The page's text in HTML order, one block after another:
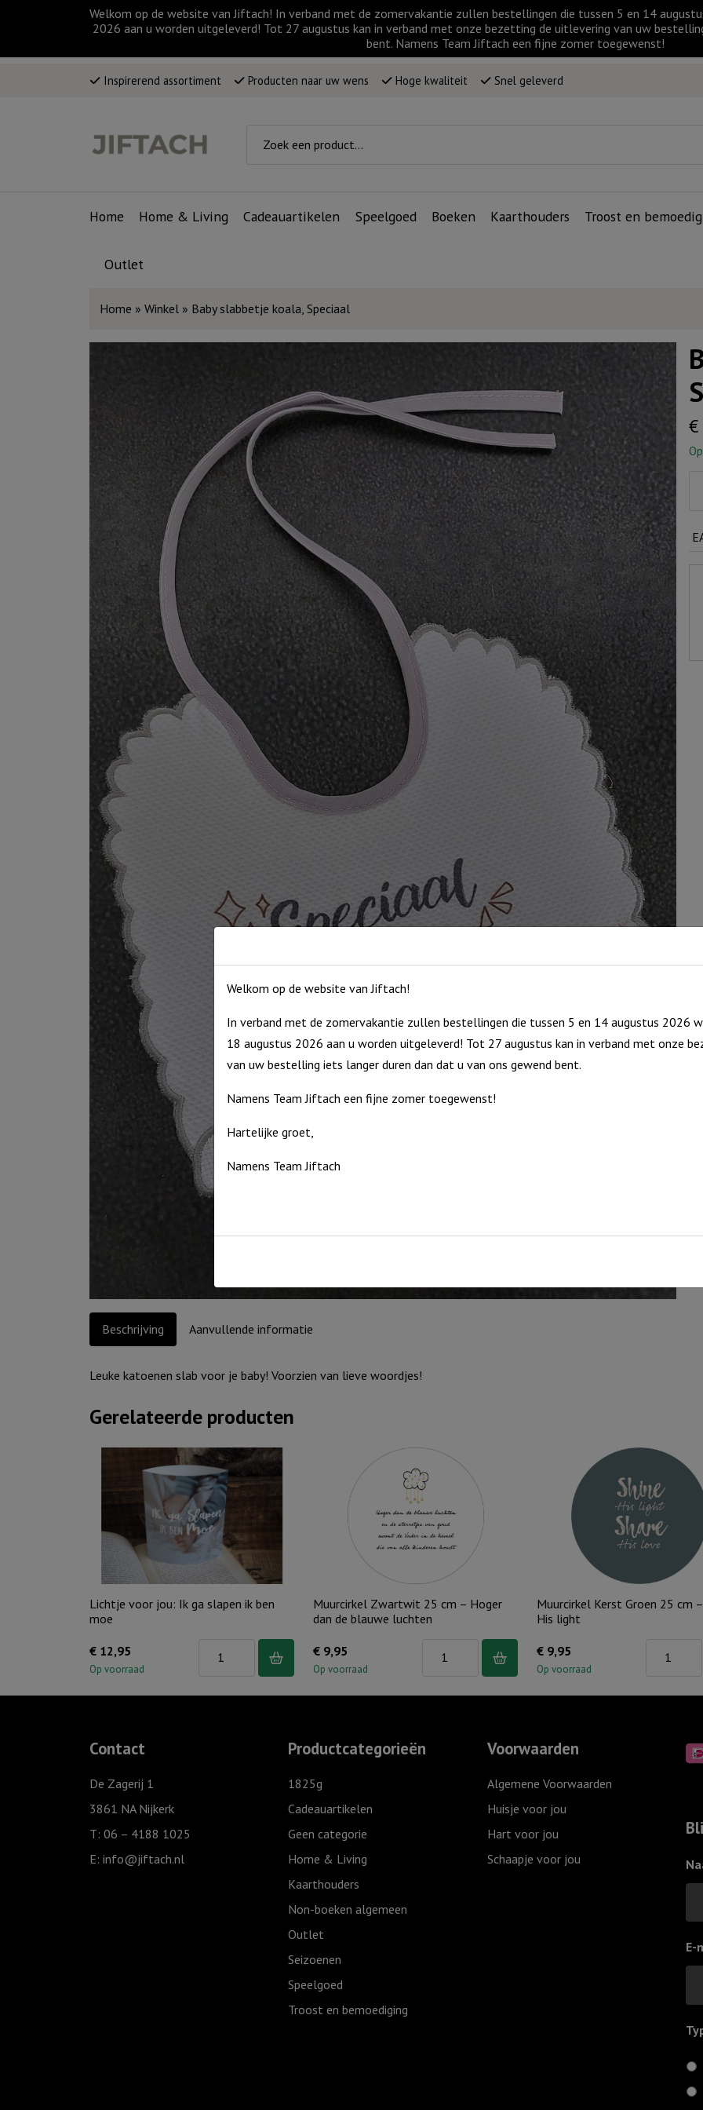
Welkom op de website van Jiftach! In verband met de zomervakantie zullen bestellingen die tussen 5 en 14
2026 aan u worden uitgeleverd! Tot 27 augustus kan in verband met onze bezetting de uitlevering van uw
bent. Namens Team Jiftach een fijne zomer toegewenst!
Inspirerend assortiment Producten naar uw wens Hoge kwaliteit Snel geleverd
Home Home & Living Cadeauartikelen Speelgoed Boeken Kaarthouders Troost en
Outlet
Home » Winkel » Baby slabbetje koala, Speciaal
€
Beschrijving Aanvullende informatie
Leuke katoenen slab voor je baby! Voorzien van lieve woordjes!
Gerelateerde producten
Lichtje voor jou: Ik ga slapen ik ben
moe
€ 12,95
Op voorraad
Muurcirkel Zwartwit 25 cm – Hoger
dan de blauwe luchten
€ 9,95
Op voorraad
Hoger
Muurcirkel Kerst Groen 25 cm
His light
€ 9,95
Op voorraad
Contact
De Zagerij 1
3861 NA Nijkerk
T: 06 – 4188 1025
E: info@jiftach.nl
Productcategorieën
1825g
Cadeauartikelen
Geen categorie
Home & Living
Kaarthouders
Non-boeken algemeen
Outlet
Seizoenen
Speelgoed
Troost en bemoediging
Voorwaarden
Algemene Voorwaarden
Huisje voor jou
Hart voor jou
Schaapje voor jou
E-
Welkom op de website van Jiftach!
In verband met de zomervakantie zullen bestellingen die tussen 5 en 14 augustus 2026
18 augustus 2026 aan u worden uitgeleverd! Tot 27 augustus kan in verband met onze
van uw bestelling iets langer duren dan dat u van ons gewend bent.
Namens Team Jiftach een fijne zomer toegewenst!
Hartelijke groet,
Namens Team Jiftach